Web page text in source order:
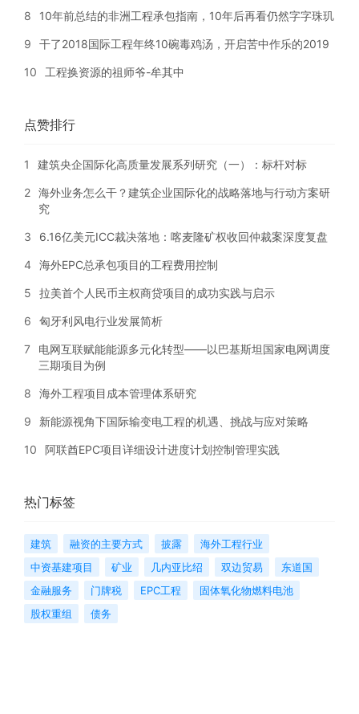
8 10年前总结的非洲工程承包指南，10年后再看仍然字字珠玑
9 干了2018国际工程年终10碗毒鸡汤，开启苦中作乐的2019
10 工程换资源的祖师爷-牟其中
点赞排行
1 建筑央企国际化高质量发展系列研究（一）：标杆对标
2 海外业务怎么干？建筑企业国际化的战略落地与行动方案研
究
3 6.16亿美元ICC裁决落地：喀麦隆矿权收回仲裁案深度复盘
4 海外EPC总承包项目的工程费用控制
5 拉美首个人民币主权商贷项目的成功实践与启示
6 匈牙利风电行业发展简析
7
电网互联赋能能源多元化转型——以巴基斯坦国家电网调度
三期项目为例
8 海外工程项目成本管理体系研究
9 新能源视角下国际输变电工程的机遇、挑战与应对策略
10 阿联酋EPC项目详细设计进度计划控制管理实践
热门标签
建筑 融资的主要方式 披露
海外工程行业
中资基建项目
矿业 几内亚比绍 双边贸易
东道国
金融服务
门牌税 EPC工程
固体氧化物燃料电池
股权重组
债务